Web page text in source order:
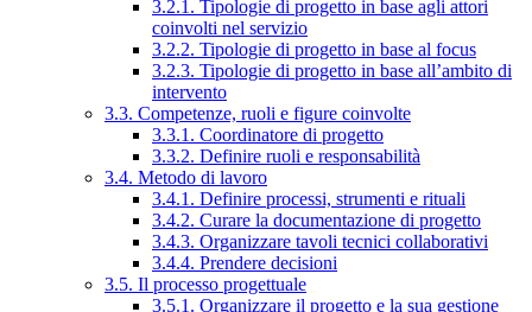
3.2.1. Tipologie di progetto in base agli attori
coinvolti nel servizio
3.2.2. Tipologie di progetto in base al focus
3.2.3. Tipologie di progetto in base all’ambito di
intervento
3.3. Competenze, ruoli e figure coinvolte
3.3.1. Coordinatore di progetto
3.3.2. Definire ruoli e responsabilità
3.4. Metodo di lavoro
3.4.1. Definire processi, strumenti e rituali
3.4.2. Curare la documentazione di progetto
3.4.3. Organizzare tavoli tecnici collaborativi
3.4.4. Prendere decisioni
3.5. Il processo progettuale
3.5.1. Organizzare il progetto e la sua gestione